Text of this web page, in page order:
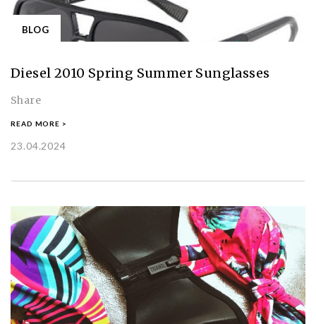
BLOG
Diesel 2010 Spring Summer Sunglasses
Share
READ MORE >
23.04.2024